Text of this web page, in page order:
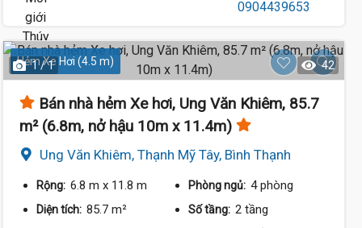
13 Tỷ
Hẻm Xe Hơi (4.5 m)
1 / 1 42
Bán nhà hẻm Xe hơi, Ung Văn Khiêm, 85.7
m² (6.8m, nở hậu 10m x 11.4m)
Ung Văn Khiêm, Thạnh Mỹ Tây, Bình Thạnh
Rộng: 6.8 m x 11.8 m Phòng ngủ: 4 phòng
Diện tích: 85.7 m² Số tầng: 2 tầng